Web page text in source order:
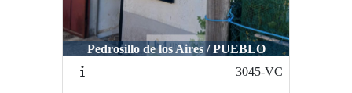
Pedrosillo de los Aires / PUEBLO
3045-VC